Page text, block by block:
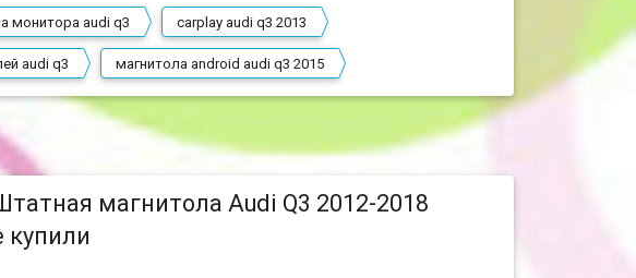
монитора audi q3 carplay audi q3 2013
audi q3 магнитола android audi q3 2015
магнитола Audi Q3 2012-2018
купили